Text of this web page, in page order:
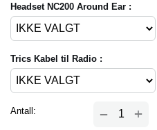
Headset NC200 Around Ear :
Trics Kabel til Radio :
Antall: +
−